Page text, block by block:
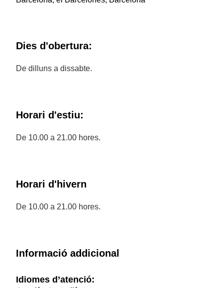
Dies d'obertura:
De dilluns a dissabte.
Horari d'estiu:
De 10.00 a 21.00 hores.
Horari d'hivern
De 10.00 a 21.00 hores.
Informació addicional
Idiomes d’atenció: